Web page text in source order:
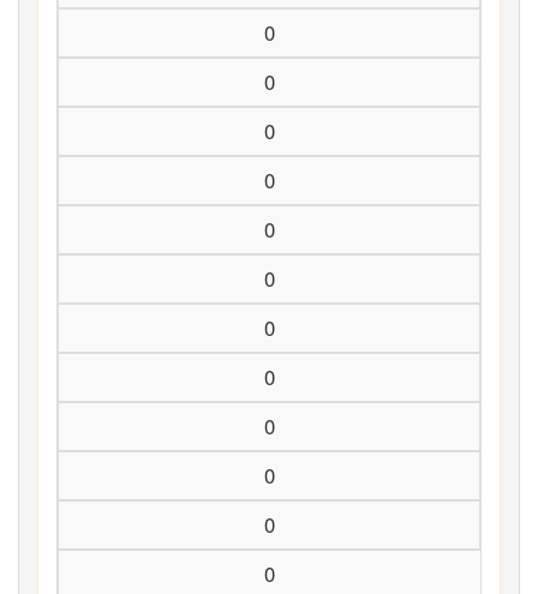
0
0
0
0
0
0
0
0
0
0
0
0